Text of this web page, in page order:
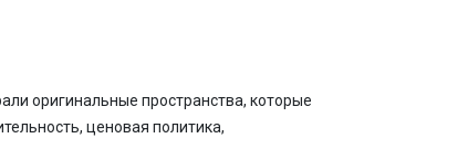
оригинальные пространства, которые
ценовая политика,